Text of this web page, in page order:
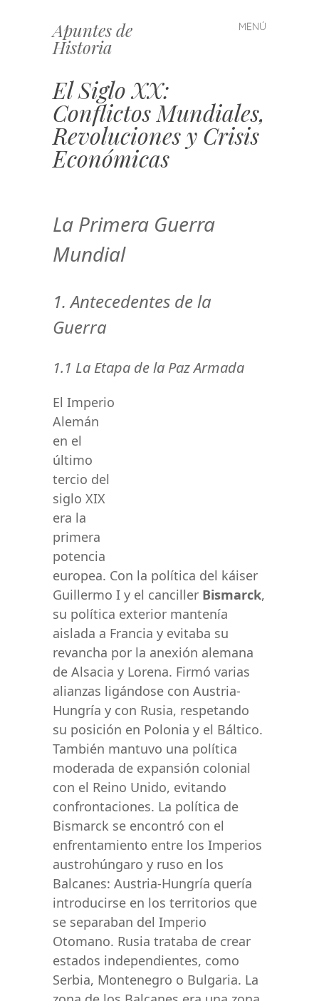
Apuntes de
Historia
MENÚ
Saltar
al
El Siglo XX:
Conflictos Mundiales,
Revoluciones y Crisis
Económicas
La Primera Guerra
Mundial
1. Antecedentes de la
Guerra
1.1 La Etapa de la Paz Armada
El Imperio
Alemán
en el
último
tercio del
siglo XIX
era la
primera
potencia
europea. Con la política del káiser
Guillermo I y el canciller Bismarck,
su política exterior mantenía
aislada a Francia y evitaba su
revancha por la anexión alemana
de Alsacia y Lorena. Firmó varias
alianzas ligándose con Austria-
Hungría y con Rusia, respetando
su posición en Polonia y el Báltico.
También mantuvo una política
moderada de expansión colonial
con el Reino Unido, evitando
confrontaciones. La política de
Bismarck se encontró con el
enfrentamiento entre los Imperios
austrohúngaro y ruso en los
Balcanes: Austria-Hungría quería
introducirse en los territorios que
se separaban del Imperio
Otomano. Rusia trataba de crear
estados independientes, como
Serbia, Montenegro o Bulgaria. La